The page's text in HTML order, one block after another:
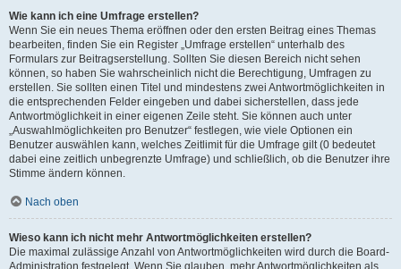
Wie kann ich eine Umfrage erstellen?
Wenn Sie ein neues Thema eröffnen oder den ersten Beitrag eines Themas
bearbeiten, finden Sie ein Register „Umfrage erstellen“ unterhalb des
Formulars zur Beitragserstellung. Sollten Sie diesen Bereich nicht sehen
können, so haben Sie wahrscheinlich nicht die Berechtigung, Umfragen zu
erstellen. Sie sollten einen Titel und mindestens zwei Antwortmöglichkeiten in
die entsprechenden Felder eingeben und dabei sicherstellen, dass jede
Antwortmöglichkeit in einer eigenen Zeile steht. Sie können auch unter
„Auswahlmöglichkeiten pro Benutzer“ festlegen, wie viele Optionen ein
Benutzer auswählen kann, welches Zeitlimit für die Umfrage gilt (0 bedeutet
dabei eine zeitlich unbegrenzte Umfrage) und schließlich, ob die Benutzer ihre
Stimme ändern können.
Nach oben
Wieso kann ich nicht mehr Antwortmöglichkeiten erstellen?
Die maximal zulässige Anzahl von Antwortmöglichkeiten wird durch die Board-
Administration festgelegt. Wenn Sie glauben, mehr Antwortmöglichkeiten als